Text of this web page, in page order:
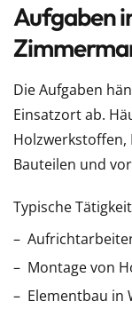
Aufgaben
Die Aufgaben
Einsatzort ab.
Holzwerkstoffen,
Bauteilen und
Typische
Montage von
Elementbau in